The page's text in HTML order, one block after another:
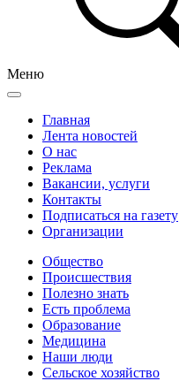
Меню
Главная
Лента новостей
О нас
Реклама
Вакансии, услуги
Контакты
Подписаться на газету
Организации
Общество
Происшествия
Полезно знать
Есть проблема
Образование
Медицина
Наши люди
Сельское хозяйство